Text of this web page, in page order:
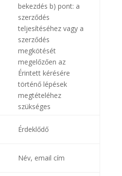
bekezdés b) pont: a
szerződés
teljesítéséhez vagy a
szerződés
megkötését
megelőzően az
Érintett kérésére
történő lépések
megtételéhez
szükséges
Érdeklődő
Név, email cím